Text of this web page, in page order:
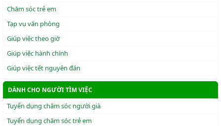
Chăm sóc trẻ em
Tạp vụ văn phòng
Giúp việc theo giờ
Giúp việc hành chính
Giúp việc tết nguyên đán
DÀNH CHO NGƯỜI TÌM VIỆC
Tuyển dụng chăm sóc người già
Tuyển dụng chăm sóc trẻ em